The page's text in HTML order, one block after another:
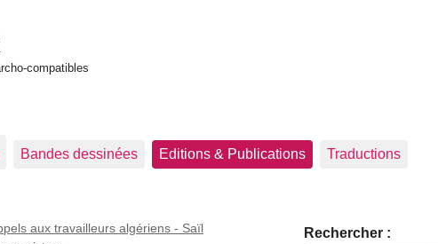
compatibles
Bandes dessinées Editions & Publications Traductions
aux travailleurs algériens - Saïl
Rechercher :